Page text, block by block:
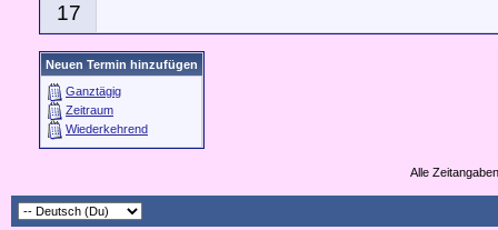
17
Neuen Termin hinzufügen
Ganztägig
Zeitraum
Wiederkehrend
Alle